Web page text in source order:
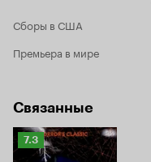
Сборы в США
Премьера в мире
Связанные
Рейтинг
Кинопоиска
7.3